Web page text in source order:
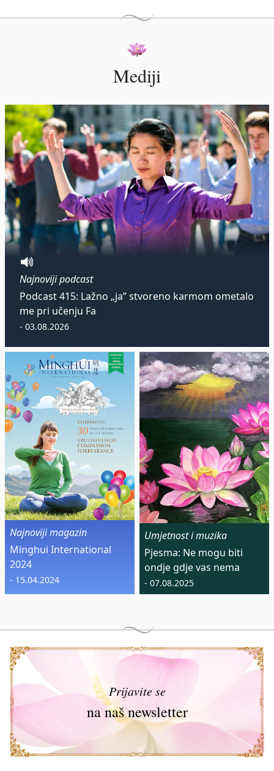
Mediji
Najnoviji podcast
Podcast 415: Lažno „ja” stvoreno karmom ometalo
me pri učenju Fa
- 03.08.2026
Najnoviji magazin
Minghui International
2024
- 15.04.2024
Umjetnost i muzika
Pjesma: Ne mogu biti
ondje gdje vas nema
- 07.08.2025
Prijavite se
na naš newsletter